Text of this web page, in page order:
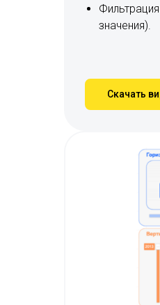
значения).
Скачать